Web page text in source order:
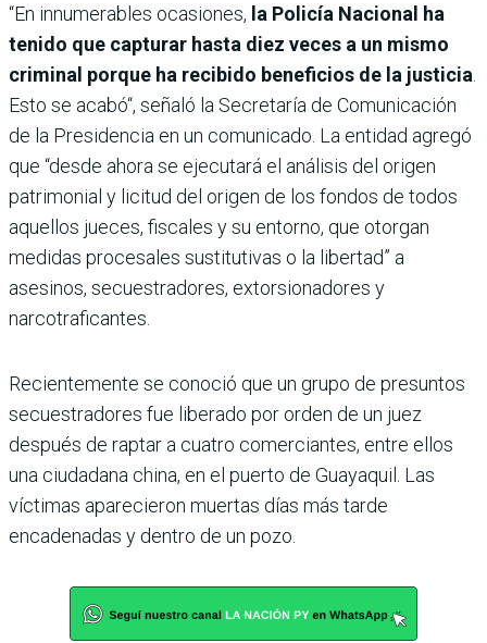
“En innumerables ocasiones, la Policía Nacional ha
tenido que capturar hasta diez veces a un mismo
criminal porque ha recibido beneficios de la justicia
Esto se acabó“, señaló la Secretaría de Comunicación
de la Presidencia en un comunicado. La entidad agregó
que “desde ahora se ejecutará el análisis del origen
patrimonial y licitud del origen de los fondos de todos
aquellos jueces, fiscales y su entorno, que otorgan
medidas procesales sustitutivas o la libertad” a
asesinos, secuestradores, extorsionadores y
narcotraficantes.
Recientemente se conoció que un grupo de presuntos
secuestradores fue liberado por orden de un juez
después de raptar a cuatro comerciantes, entre ellos
una ciudadana china, en el puerto de Guayaquil. Las
víctimas aparecieron muertas días más tarde
encadenadas y dentro de un pozo.